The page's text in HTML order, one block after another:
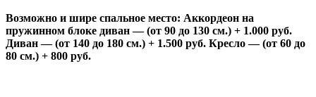
Возможно и шире спальное место: Аккордеон на
пружинном блоке диван — (от 90 до 130 см.) + 1.000 руб.
Диван — (от 140 до 180 см.) + 1.500 руб. Кресло — (от 60 до
80 см.) + 800 руб.